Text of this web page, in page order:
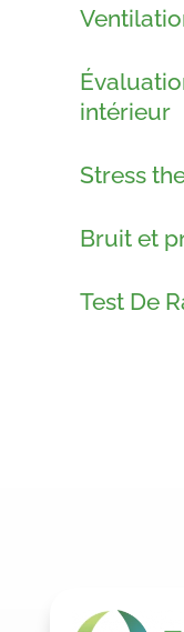
intérieur
Stress
Bruit et
Test De